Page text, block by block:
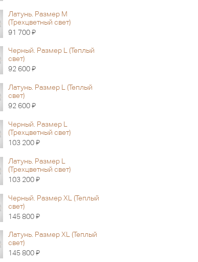
Латунь. Размер M
(Трехцветный свет)
91 700Я
Черный. Размер L (Теплый
свет)
92 600Я
Латунь. Размер L (Теплый
свет)
92 600Я
Черный. Размер L
(Трехцветный свет)
103 200Я
Латунь. Размер L
(Трехцветный свет)
103 200Я
Черный. Размер XL (Теплый
свет)
145 800Я
Латунь. Размер XL (Теплый
свет)
145 800Я